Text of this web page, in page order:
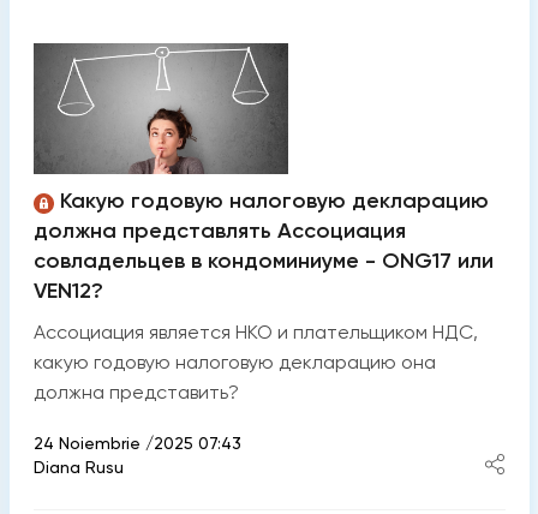
Какую годовую налоговую декларацию
должна представлять Ассоциация
совладельцев в кондоминиуме - ONG17 или
VEN12?
Ассоциация является НКО и плательщиком НДС,
какую годовую налоговую декларацию она
должна представить?
24 Noiembrie /2025 07:43
Diana Rusu